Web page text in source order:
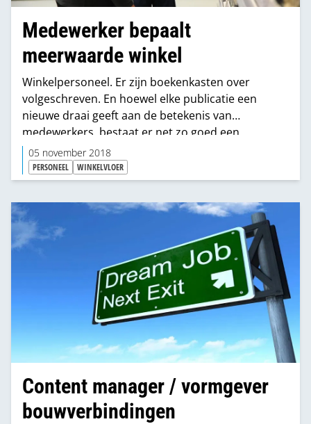
Medewerker bepaalt
meerwaarde winkel
Winkelpersoneel. Er zijn boekenkasten over
volgeschreven. En hoewel elke publicatie een
nieuwe draai geeft aan de betekenis van
medewerkers, bestaat er net zo goed een
generieke aanname. Medewerkers kunnen een
winkel maken of breken. Wat zijn de actuele
opvattingen en hoe denken Praxis en Karwei daar
over?
05 november 2018
PERSONEEL WINKELVLOER
Content manager / vormgever
bouwverbindingen